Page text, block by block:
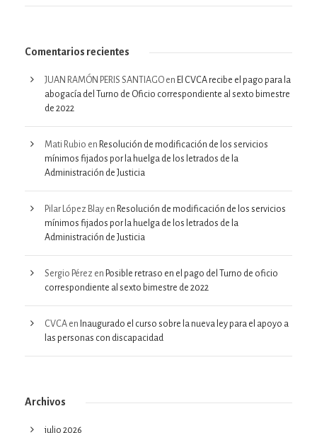
Comentarios recientes
JUAN RAMÓN PERIS SANTIAGO en El CVCA recibe el pago para la
abogacía del Turno de Oficio correspondiente al sexto bimestre
de 2022
Mati Rubio en Resolución de modificación de los servicios
mínimos fijados por la huelga de los letrados de la
Administración de Justicia
Pilar López Blay en Resolución de modificación de los servicios
mínimos fijados por la huelga de los letrados de la
Administración de Justicia
Sergio Pérez en Posible retraso en el pago del Turno de oficio
correspondiente al sexto bimestre de 2022
CVCA en Inaugurado el curso sobre la nueva ley para el apoyo a
las personas con discapacidad
Archivos
julio 2026